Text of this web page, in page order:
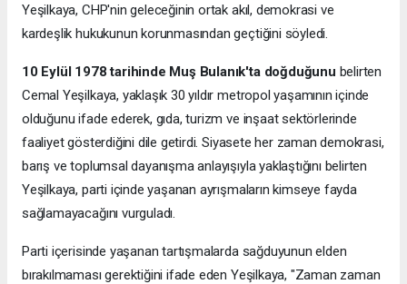
Yeşilkaya, CHP'nin geleceğinin ortak akıl, demokrasi ve
kardeşlik hukukunun korunmasından geçtiğini söyledi.
10 Eylül 1978 tarihinde Muş Bulanık'ta doğduğunu belirten
Cemal Yeşilkaya, yaklaşık 30 yıldır metropol yaşamının içinde
olduğunu ifade ederek, gıda, turizm ve inşaat sektörlerinde
faaliyet gösterdiğini dile getirdi. Siyasete her zaman demokrasi,
barış ve toplumsal dayanışma anlayışıyla yaklaştığını belirten
Yeşilkaya, parti içinde yaşanan ayrışmaların kimseye fayda
sağlamayacağını vurguladı.
Parti içerisinde yaşanan tartışmalarda sağduyunun elden
bırakılmaması gerektiğini ifade eden Yeşilkaya, "Zaman zaman